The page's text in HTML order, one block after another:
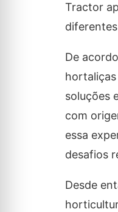
Tractor
De
soluções
com
essa
desafios
Desde